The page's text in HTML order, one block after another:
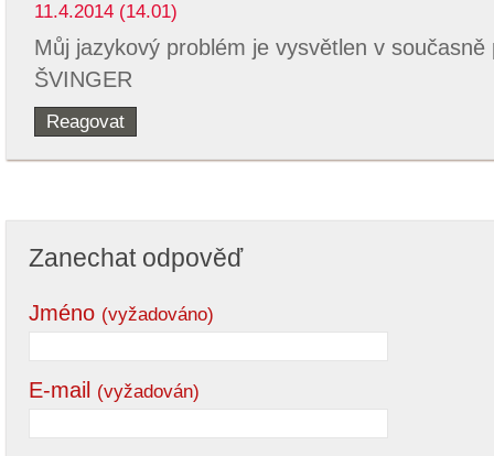
11.4.2014 (14.01)
Můj jazykový problém je vysvětlen v
ŠVINGER
Reagovat
Zanechat odpověď
Jméno (vyžadováno)
E-mail (vyžadován)